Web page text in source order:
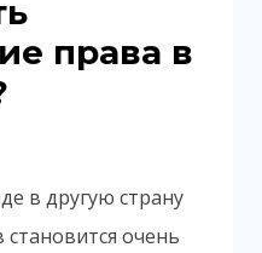
права в
в другую страну
очень